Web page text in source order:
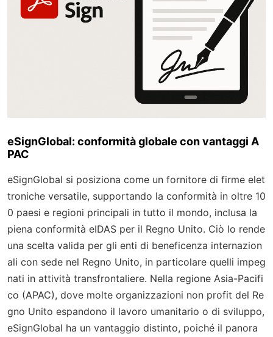
eSignGlobal: conformità globale con vantaggi A
PAC
eSignGlobal si posiziona come un fornitore di firme elet
troniche versatile, supportando la conformità in oltre 10
0 paesi e regioni principali in tutto il mondo, inclusa la
piena conformità eIDAS per il Regno Unito. Ciò lo rende
una scelta valida per gli enti di beneficenza internazion
ali con sede nel Regno Unito, in particolare quelli impeg
nati in attività transfrontaliere. Nella regione Asia-Pacifi
co (APAC), dove molte organizzazioni non profit del Re
gno Unito espandono il lavoro umanitario o di sviluppo,
eSignGlobal ha un vantaggio distinto, poiché il panora